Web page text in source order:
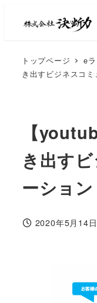
トップページ e
き出すビジネスコ
【
き出す
ーション
2020年5月14日